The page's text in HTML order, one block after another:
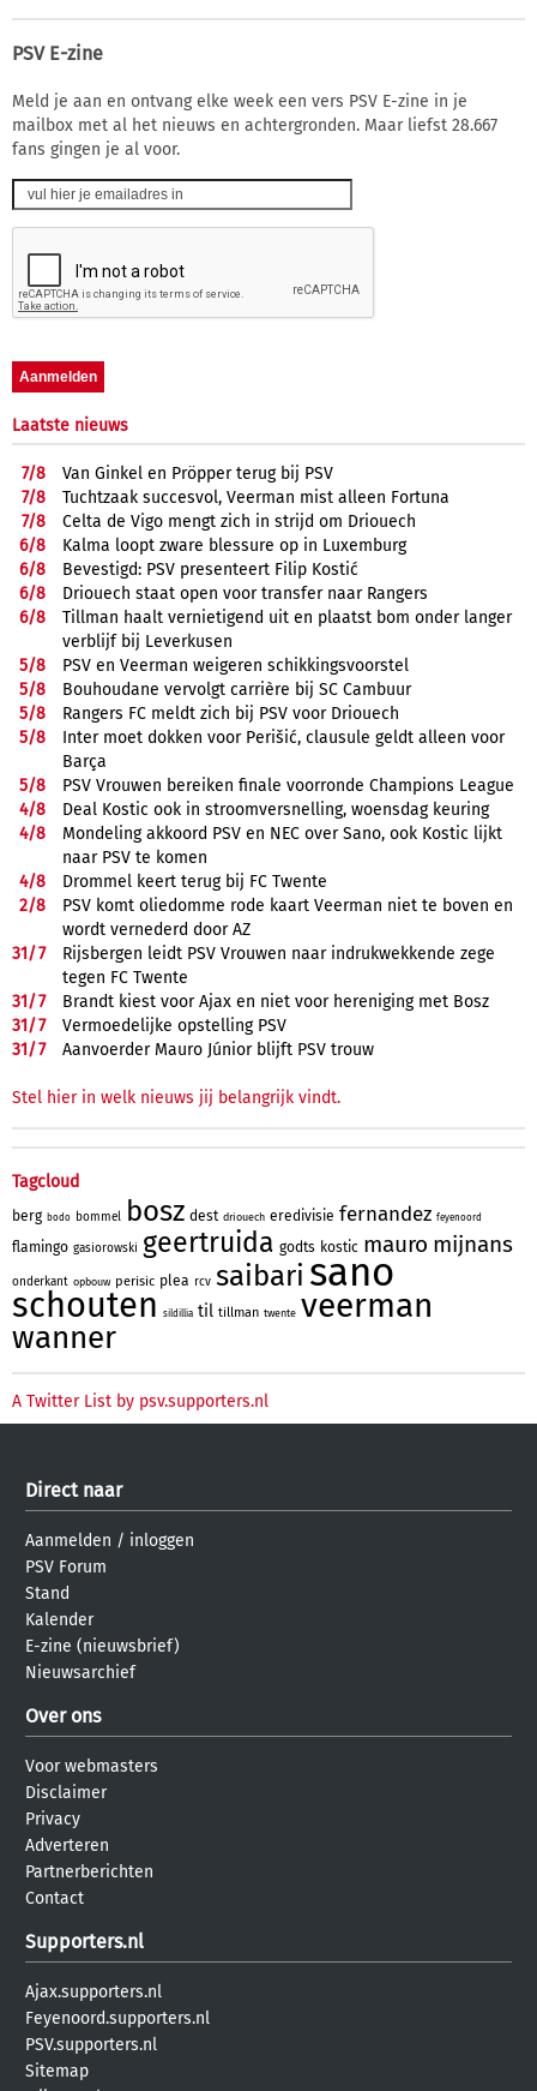
PSV E-zine
Meld je aan en ontvang elke week een vers PSV E-zine in je
mailbox met al het nieuws en achtergronden. Maar liefst 28.667
fans gingen je al voor.
Laatste nieuws
7/8
Van Ginkel en Pröpper terug bij PSV
7/8
Tuchtzaak succesvol, Veerman mist alleen Fortuna
7/8
Celta de Vigo mengt zich in strijd om Driouech
6/8
Kalma loopt zware blessure op in Luxemburg
6/8
Bevestigd: PSV presenteert Filip Kostić
6/8
Driouech staat open voor transfer naar Rangers
6/8
Tillman haalt vernietigend uit en plaatst bom onder langer
verblijf bij Leverkusen
5/8
PSV en Veerman weigeren schikkingsvoorstel
5/8
Bouhoudane vervolgt carrière bij SC Cambuur
5/8
Rangers FC meldt zich bij PSV voor Driouech
5/8
Inter moet dokken voor Perišić, clausule geldt alleen voor
Barça
5/8
PSV Vrouwen bereiken finale voorronde Champions League
4/8
Deal Kostic ook in stroomversnelling, woensdag keuring
4/8
Mondeling akkoord PSV en NEC over Sano, ook Kostic lijkt
naar PSV te komen
4/8
Drommel keert terug bij FC Twente
2/8
PSV komt oliedomme rode kaart Veerman niet te boven en
wordt vernederd door AZ
31/7
Rijsbergen leidt PSV Vrouwen naar indrukwekkende zege
tegen FC Twente
31/7
Brandt kiest voor Ajax en niet voor hereniging met Bosz
31/7
Vermoedelijke opstelling PSV
31/7 Aanvoerder Mauro Júnior blijft PSV trouw
Stel hier in welk nieuws jij belangrijk vindt.
Tagcloud
berg bodo bommel bosz dest driouech eredivisie fernandez feyenoord
flamingo gasiorowski geertruida godts kostic mauro mijnans
onderkant opbouw perisic plea rcv saibari sano
schouten sildillia til tillman twente veerman
wanner
A Twitter List by psv.supporters.nl
Direct naar
Aanmelden / inloggen
PSV Forum
Stand
Kalender
E-zine (nieuwsbrief)
Nieuwsarchief
Over ons
Voor webmasters
Disclaimer
Privacy
Adverteren
Partnerberichten
Contact
Supporters.nl
Ajax.supporters.nl
Feyenoord.supporters.nl
PSV.supporters.nl
Sitemap